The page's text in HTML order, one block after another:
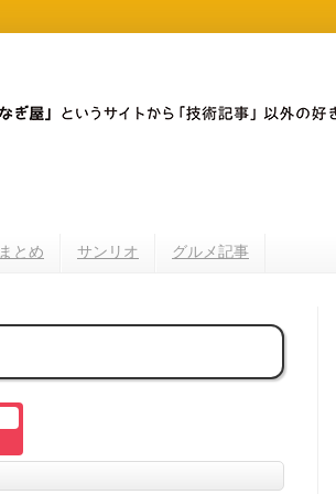
とめ サンリオ グルメ記事